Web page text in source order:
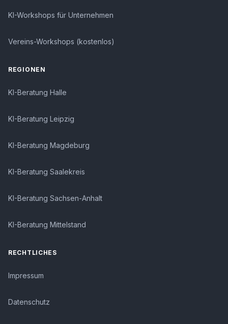
KI-Workshops für Unternehmen
Vereins-Workshops (kostenlos)
REGIONEN
KI-Beratung Halle
KI-Beratung Leipzig
KI-Beratung Magdeburg
KI-Beratung Saalekreis
KI-Beratung Sachsen-Anhalt
KI-Beratung Mittelstand
RECHTLICHES
Impressum
Datenschutz